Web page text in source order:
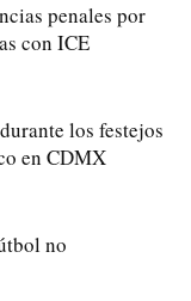
penales por
con ICE
los festejos
en CDMX
no